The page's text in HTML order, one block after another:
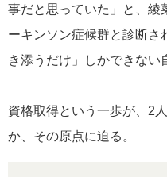
に立つヒントをお届け。
事だと思っていた」と、綾
ーキンソン症候群と診断さ
き添うだけ」しかできない
資格取得という一歩が、2
か、その原点に迫る。